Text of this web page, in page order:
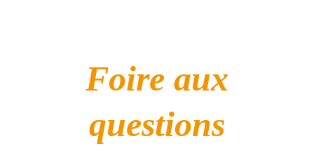
Foire aux
questions